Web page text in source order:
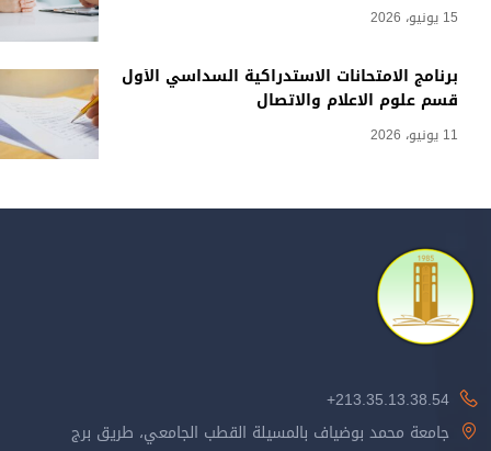
15 يونيو، 2026
برنامج الامتحانات الاستدراكية السداسي الأول
قسم علوم الاعلام والاتصال
11 يونيو، 2026
213.35.13.38.54+
جامعة محمد بوضياف بالمسيلة القطب الجامعي، طريق برج